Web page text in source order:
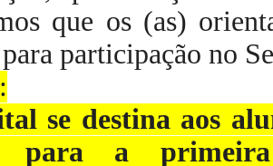
que os (as)
para participação no
se destina aos
para a